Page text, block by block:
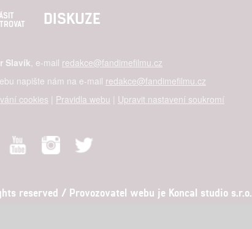
DISKUZE
Slavík, e-mail redakce@fandimefilmu.cz
napište nám na e-mail redakce@fandimefilmu.cz
cookies | Pravidla webu | Upravit nastavení soukromí
reserved / Provozovatel webu je Koncal studio s.r.o.